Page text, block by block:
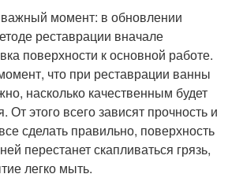
момент: в обновлении
реставрации вначале
поверхности к основной работе.
что при реставрации ванны
насколько качественным будет
От этого всего зависят прочность и
сделать правильно, поверхность
перестанет скапливаться грязь,
легко мыть.